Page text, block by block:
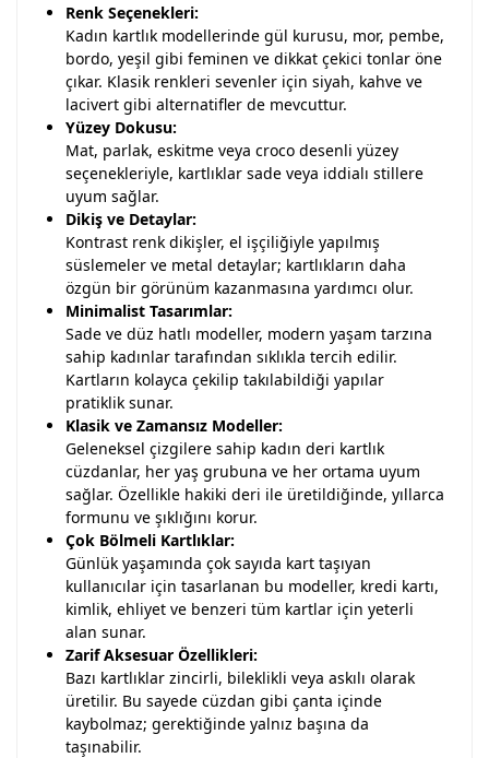
Renk Seçenekleri:
Kadın kartlık modellerinde gül kurusu, mor, pembe,
bordo, yeşil gibi feminen ve dikkat çekici tonlar öne
çıkar. Klasik renkleri sevenler için siyah, kahve ve
lacivert gibi alternatifler de mevcuttur.
Yüzey Dokusu:
Mat, parlak, eskitme veya croco desenli yüzey
seçenekleriyle, kartlıklar sade veya iddialı stillere
uyum sağlar.
Dikiş ve Detaylar:
Kontrast renk dikişler, el işçiliğiyle yapılmış
süslemeler ve metal detaylar; kartlıkların daha
özgün bir görünüm kazanmasına yardımcı olur.
Minimalist Tasarımlar:
Sade ve düz hatlı modeller, modern yaşam tarzına
sahip kadınlar tarafından sıklıkla tercih edilir.
Kartların kolayca çekilip takılabildiği yapılar
pratiklik sunar.
Klasik ve Zamansız Modeller:
Geleneksel çizgilere sahip kadın deri kartlık
cüzdanlar, her yaş grubuna ve her ortama uyum
sağlar. Özellikle hakiki deri ile üretildiğinde, yıllarca
formunu ve şıklığını korur.
Çok Bölmeli Kartlıklar:
Günlük yaşamında çok sayıda kart taşıyan
kullanıcılar için tasarlanan bu modeller, kredi kartı,
kimlik, ehliyet ve benzeri tüm kartlar için yeterli
alan sunar.
Zarif Aksesuar Özellikleri:
Bazı kartlıklar zincirli, bileklikli veya askılı olarak
üretilir. Bu sayede cüzdan gibi çanta içinde
kaybolmaz; gerektiğinde yalnız başına da
taşınabilir.